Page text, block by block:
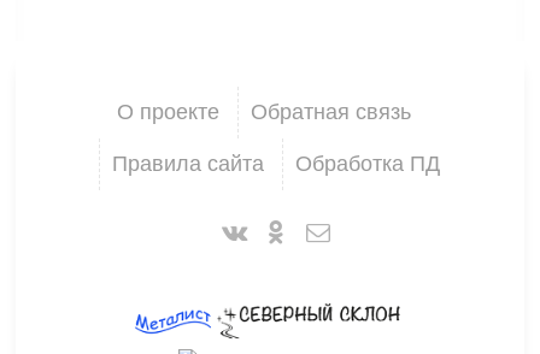
О проекте Обратная связь
Правила сайта Обработка ПД